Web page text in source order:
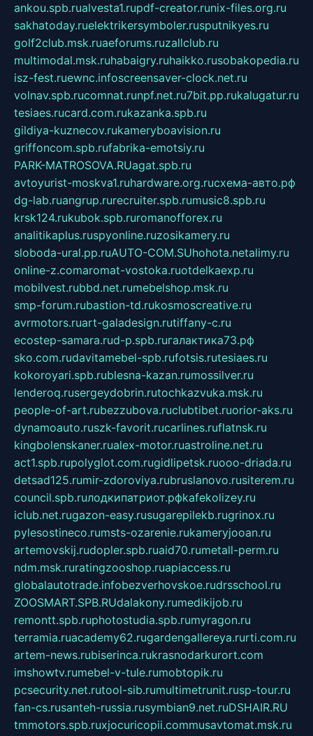
ankou.spb.rualvesta1.rupdf-creator.runix-files.org.ru
sakhatoday.ruelektrikersymboler.rusputnikyes.ru
golf2club.msk.ruaeforums.ruzallclub.ru
multimodal.msk.ruhabaigry.ruhaikko.rusobakopedia.ru
isz-fest.ruewnc.infoscreensaver-clock.net.ru
volnav.spb.rucomnat.runpf.net.ru7bit.pp.rukalugatur.ru
tesiaes.rucard.com.rukazanka.spb.ru
gildiya-kuznecov.rukameryboavision.ru
griffoncom.spb.rufabrika-emotsiy.ru
PARK-MATROSOVA.RUagat.spb.ru
avtoyurist-moskva1.ruhardware.org.ruсхема-авто.рф
dg-lab.ruangrup.rurecruiter.spb.rumusic8.spb.ru
krsk124.rukubok.spb.ruromanofforex.ru
analitikaplus.ruspyonline.ruzosikamery.ru
sloboda-ural.pp.ruAUTO-COM.SUhohota.netalimy.ru
online-z.comaromat-vostoka.ruotdelkaexp.ru
mobilvest.rubbd.net.rumebelshop.msk.ru
smp-forum.rubastion-td.rukosmoscreative.ru
avrmotors.ruart-galadesign.rutiffany-c.ru
ecostep-samara.rud-p.spb.ruгалактика73.рф
sko.com.rudavitamebel-spb.rufotsis.rutesiaes.ru
kokoroyari.spb.rublesna-kazan.rumossilver.ru
lenderoq.rusergeydobrin.rutochkazvuka.msk.ru
people-of-art.rubezzubova.ruclubtibet.ruorior-aks.ru
dynamoauto.ruszk-favorit.rucarlines.ruflatnsk.ru
kingbolenskaner.rualex-motor.ruastroline.net.ru
act1.spb.rupolyglot.com.rugidlipetsk.ruooo-driada.ru
detsad125.rumir-zdoroviya.rubruslanovo.rusiterem.ru
council.spb.ruлодкипатриот.рфkafekolizey.ru
iclub.net.rugazon-easy.rusugarepilekb.rugrinox.ru
pylesostineco.rumsts-ozarenie.rukameryjooan.ru
artemovskij.rudopler.spb.ruaid70.rumetall-perm.ru
ndm.msk.ruratingzooshop.ruapiaccess.ru
globalautotrade.infobezverhovskoe.rudrsschool.ru
ZOOSMART.SPB.RUdalakony.rumedikijob.ru
remontt.spb.ruphotostudia.spb.rumyragon.ru
terramia.ruacademy62.rugardengallereya.rurti.com.ru
artem-news.rubiserinca.rukrasnodarkurort.com
imshowtv.rumebel-v-tule.rumobtopik.ru
pcsecurity.net.rutool-sib.rumultimetrunit.rusp-tour.ru
fan-cs.rusanteh-russia.rusymbian9.net.ruDSHAIR.RU
tmmotors.spb.ruxjocuricopii.commusavtomat.msk.ru